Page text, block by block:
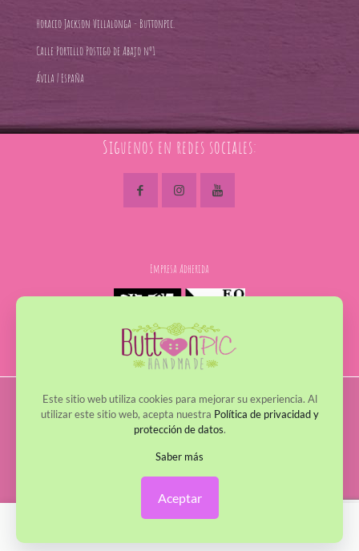
Horacio Jackson Villalonga - Buttonpic.
Calle Portillo Postigo de Abajo nº1
Ávila | España
Siguenos en redes sociales:
Empresa Adherida
© 2017 - 2022 ButtonPic. Todos los derechos reservados
Política de Privacidad
Política de Cookies
Este sitio web utiliza cookies para mejorar su experiencia. Al
utilizar este sitio web, acepta nuestra Política de privacidad y
protección de datos.
Saber más
Aceptar